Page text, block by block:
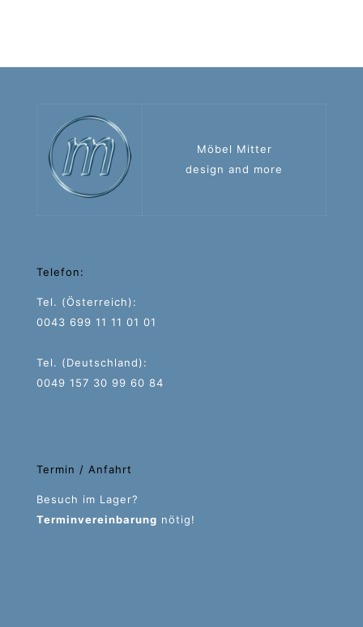
Möbel Mitter
design and more
Telefon:
Tel. (Österreich):
0043 699 11 11 01 01
Tel. (Deutschland):
0049 157 30 99 60 84
Termin / Anfahrt
Besuch im Lager?
Terminvereinbarung nötig!